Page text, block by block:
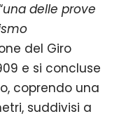
una delle prove
del Giro
e si concluse
coprendo una
suddivisi a